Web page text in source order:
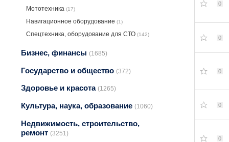
Мототехника (17)
Навигационное оборудование (1)
Спецтехника, оборудование для СТО (142)
Бизнес, финансы (1685)
Государство и общество (372)
Здоровье и красота (1265)
Культура, наука, образование (1060)
Недвижимость, строительство,
ремонт (3251)
0
0
0
0
0